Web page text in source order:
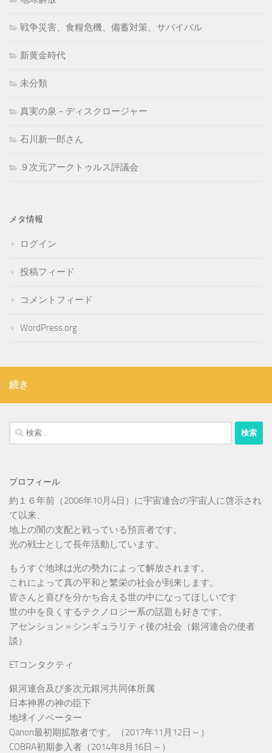
戦争災害、食糧危機、備蓄対策、サバイバル
新黄金時代
未分類
真実の泉－ディスクロージャー
石川新一郎さん
９次元アークトゥルス評議会
メタ情報
ログイン
投稿フィード
コメントフィード
WordPress.org
続き
検
索:
プロフィール
約１６年前（2006年10月4日）に宇宙連合の宇宙人に啓示され
て以来、
地上の闇の支配と戦っている預言者です。
光の戦士として長年活動しています。
もうすぐ地球は光の勢力によって解放されます。
これによって真の平和と繁栄の社会が到来します。
皆さんと喜びを分かち合える世の中になってほしいです
世の中を良くするテクノロジー系の話題も好きです。
アセンション＝シンギュラリティ後の社会（銀河連合の使者
談）
ETコンタクティ
銀河連合及び多次元銀河共同体所属
日本神界の神の臣下
地球イノベーター
Qanon最初期拡散者です。（2017年11月12日～）
COBRA初期参入者（2014年8月16日～）